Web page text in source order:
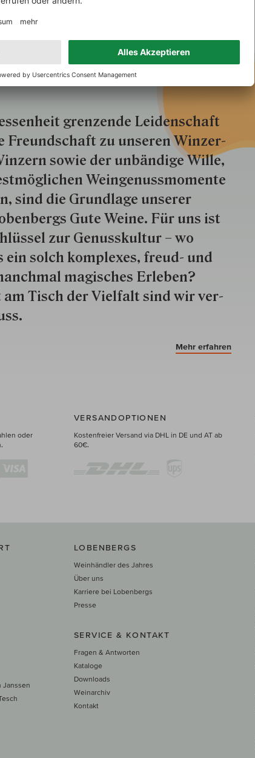
gren­zende Lei­den­schaft
Freund­schaft zu unseren Win­zer­
so­wie der un­bän­dige Wille,
Wein­genuss­momente
sind die Grund­lage unserer
Gute Weine. Für uns ist
zur Genuss­kultur – wo
ein solch kom­plexes, freud- und
ma­gisch­es Er­le­ben?
am Tisch der Vielfalt sind wir ver­
Mehr erfahren
oder
VERSANDOPTIONEN
Kostenfreier Versand via DHL in DE und AT ab
60€.
Janssen
LOBENBERGS
Weinhändler des Jahres
Über uns
Karriere bei Lobenbergs
Presse
SERVICE & KONTAKT
Fragen & Antworten
Kataloge
Downloads
Weinarchiv
Kontakt